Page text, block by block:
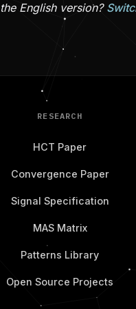
English version?
RESEARCH
HCT Paper
Convergence Paper
Signal Specification
MAS Matrix
Patterns Library
Open Source Projects